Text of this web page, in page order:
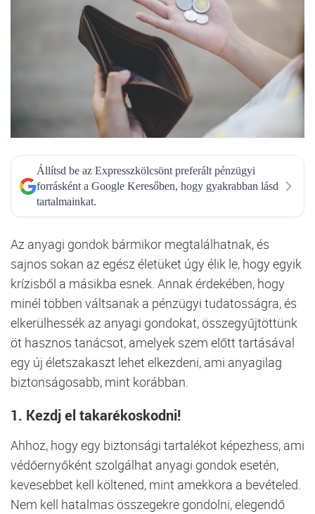
Állítsd be az Expresszkölcsönt preferált pénzügyi
forrásként a Google Keresőben, hogy gyakrabban lásd
tartalmainkat.
Az anyagi gondok bármikor megtalálhatnak, és
sajnos sokan az egész életüket úgy élik le, hogy egyik
krízisből a másikba esnek. Annak érdekében, hogy
minél többen váltsanak a pénzügyi tudatosságra, és
elkerülhessék az anyagi gondokat, összegyűjtöttünk
öt hasznos tanácsot, amelyek szem előtt tartásával
egy új életszakaszt lehet elkezdeni, ami anyagilag
biztonságosabb, mint korábban.
1. Kezdj el takarékoskodni!
Ahhoz, hogy egy biztonsági tartalékot képezhess, ami
védőernyőként szolgálhat anyagi gondok esetén,
kevesebbet kell költened, mint amekkora a bevételed.
Nem kell hatalmas összegekre gondolni, elegendő